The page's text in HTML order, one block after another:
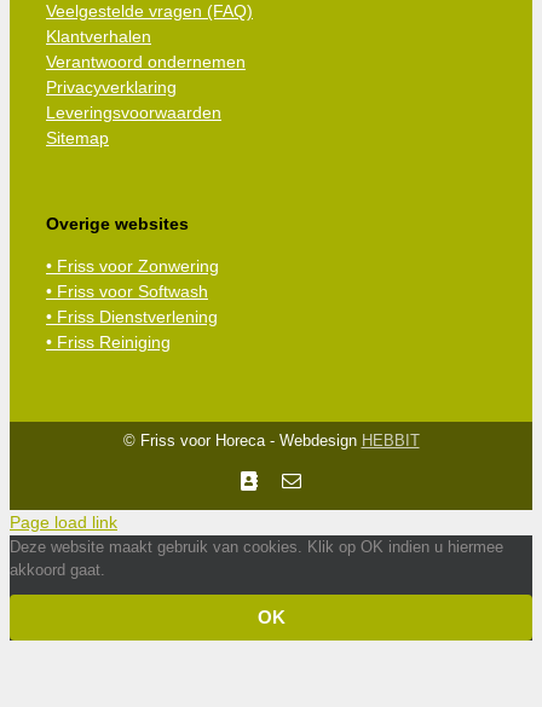
Veelgestelde vragen (FAQ)
Klantverhalen
Verantwoord ondernemen
Privacyverklaring
Leveringsvoorwaarden
Sitemap
Overige websites
• Friss voor Zonwering
• Friss voor Softwash
• Friss Dienstverlening
• Friss Reiniging
© Friss voor Horeca - Webdesign HEBBIT
Facebook
E-
Page load link
Deze website maakt gebruik van cookies. Klik op OK indien u hiermee
akkoord gaat.
OK